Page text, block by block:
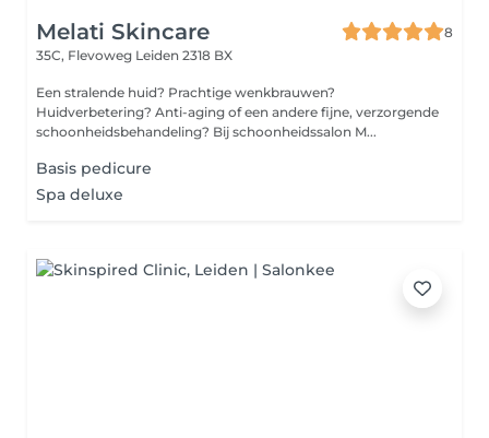
Melati Skincare
8
35C, Flevoweg Leiden 2318 BX
Een stralende huid? Prachtige wenkbrauwen?
Huidverbetering? Anti-aging of een andere fijne, verzorgende
schoonheidsbehandeling? Bij schoonheidssalon M...
Basis pedicure
Spa deluxe